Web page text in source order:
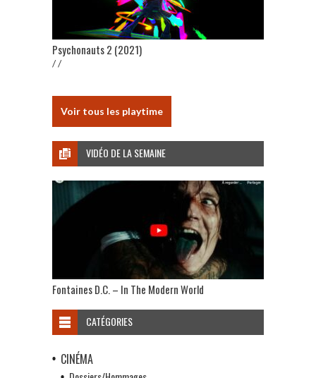
Psychonauts 2 (2021)
/ /
Voir tous les playtime
VIDÉO DE LA SEMAINE
Fontaines D.C. – In The Modern World
CATÉGORIES
CINÉMA